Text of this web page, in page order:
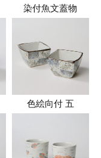
染付魚文蓋物
色絵向付 五